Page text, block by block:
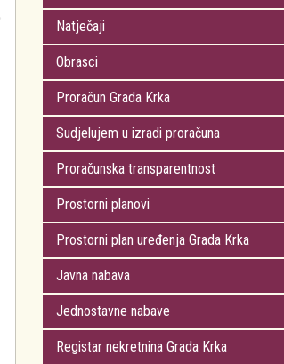
Natječaji
Obrasci
Proračun Grada Krka
Sudjelujem u izradi proračuna
Proračunska transparentnost
Prostorni planovi
Prostorni plan uređenja Grada Krka
Javna nabava
Jednostavne nabave
Registar nekretnina Grada Krka